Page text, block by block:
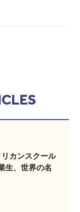
リカンスクール
生、世界の名